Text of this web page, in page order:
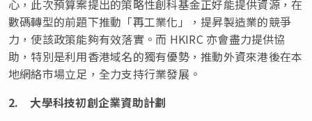
心，此次預算案提出的策略性創科基金正好能提供資源，在
數碼轉型的前題下推動「再工業化」，提昇製造業的競爭
力，使該政策能夠有效落實。而 HKIRC 亦會盡力提供協
助，特別是利用香港域名的獨有優勢，推動外資來港後在本
地網絡市場立足，全力支持行業發展。
2. 大學科技初創企業資助計劃